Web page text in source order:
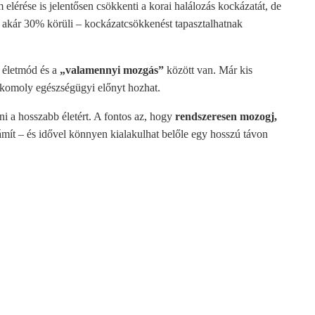
is jelentősen csökkenti a korai halálozás kockázatát, de
30% körüli – kockázatcsökkenést tapasztalhatnak
és a „valamennyi mozgás” között van. Már kis
egészségügyi előnyt hozhat.
a hosszabb életért. A fontos az, hogy rendszeresen mozogj,
– és idővel könnyen kialakulhat belőle egy hosszú távon